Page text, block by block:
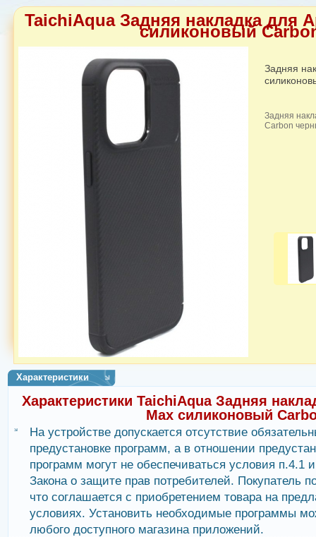
TaichiAqua Задняя накладка для
силиконовый
Задняя
Задняя
Carbon
Характеристики
Характеристики TaichiAqua Задняя
Max силиконовый
На устройстве допускается отсутствие
предустановке программ, а в отношении
программ могут не обеспечиваться условия п.4.1
Закона о защите прав потребителей. Покупатель
что соглашается с приобретением товара на
условиях. Установить необходимые программы
любого доступного магазина приложений.